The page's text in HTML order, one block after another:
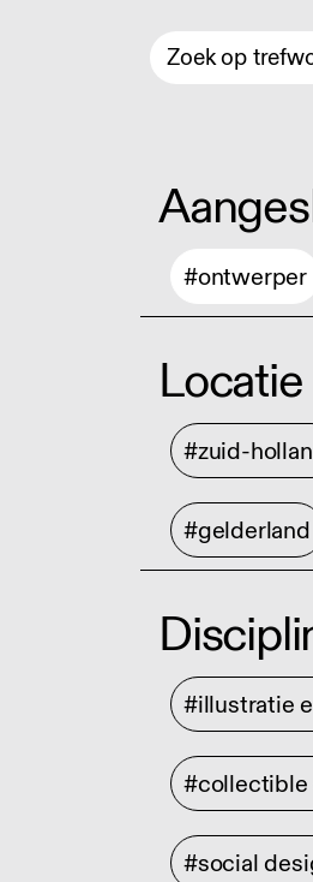
#ontwerper
Locatie
#zuid-
#gelderland
#illustratie
#collectible
#social